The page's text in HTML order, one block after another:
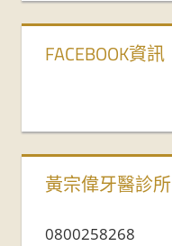
FACEBOOK資訊
黃宗偉牙醫診所
0800258268